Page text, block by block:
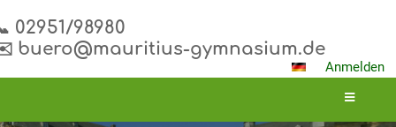
02951/98980
buero@mauritius-gymnasium.de
Anmelden